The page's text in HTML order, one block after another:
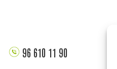
96 610 11 90